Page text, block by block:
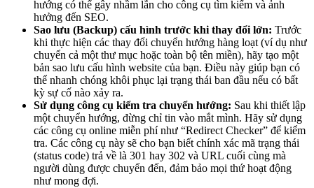
hướng có thể gây nhầm lẫn cho công cụ tìm kiếm và ảnh
hưởng đến SEO.
Sao lưu (Backup) cấu hình trước khi thay đổi lớn: Trước
khi thực hiện các thay đổi chuyển hướng hàng loạt (ví dụ như
chuyển cả một thư mục hoặc toàn bộ tên miền), hãy tạo một
bản sao lưu cấu hình website của bạn. Điều này giúp bạn có
thể nhanh chóng khôi phục lại trạng thái ban đầu nếu có bất
kỳ sự cố nào xảy ra.
Sử dụng công cụ kiểm tra chuyển hướng: Sau khi thiết lập
một chuyển hướng, đừng chỉ tin vào mắt mình. Hãy sử dụng
các công cụ online miễn phí như “Redirect Checker” để kiểm
tra. Các công cụ này sẽ cho bạn biết chính xác mã trạng thái
(status code) trả về là 301 hay 302 và URL cuối cùng mà
người dùng được chuyển đến, đảm bảo mọi thứ hoạt động
như mong đợi.